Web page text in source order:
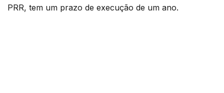
PRR, tem um prazo de execução de um ano.